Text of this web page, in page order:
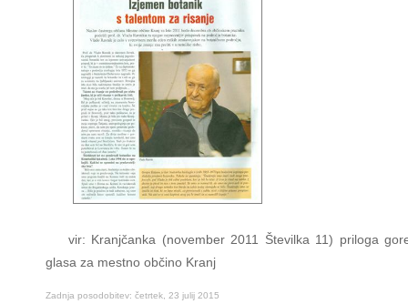
vir: Kranjčanka (november 2011 Številka 11) priloga
glasa za mestno občino Kranj
Zadnja posodobitev: četrtek, 23 julij 2015